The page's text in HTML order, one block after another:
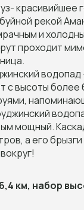
красивийшее
рекой
и
проходит
водопад
с высоты более
мощный.
а его
км, набор